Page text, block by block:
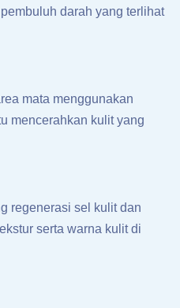
darah yang terlihat
mata menggunakan
mencerahkan kulit yang
regenerasi sel kulit dan
serta warna kulit di